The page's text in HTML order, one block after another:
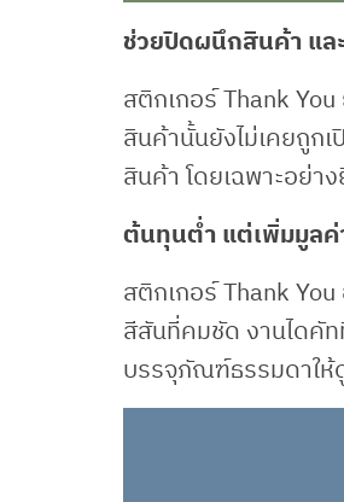
ช่วยปิดผนึกสินค้า แล
สติกเกอร์ Thank
สินค้านั้นยังไม่เคยถูก
สินค้า โดยเฉพาะอย่
ต้นทุนต่ำ แต่เพิ่มมูลค่
สติกเกอร์ Thank
สีสันที่คมชัด งานไดคั
บรรจุภัณฑ์ธรรมดาให้